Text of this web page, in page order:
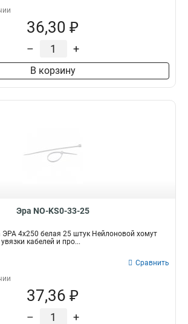
36,30 ₽
– +
В корзину
Эра NO-KS0-33-25
ЭРА 4x250 белая 25 штук Нейлоновой хомут
кабелей и про...
Сравнить
37,36 ₽
– +